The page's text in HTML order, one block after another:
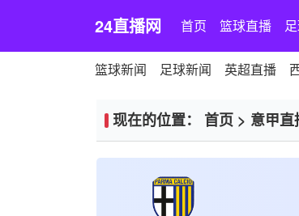
24直播网 首页 篮球直播
篮球新闻 足球新闻 英超直播
现在的位置： 首页 > 意甲直